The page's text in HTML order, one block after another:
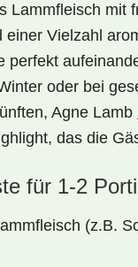
Lammfleisch mit
Vielzahl
perfekt
oder bei
Agne Lamb
das die
für 1-2
(z.B.